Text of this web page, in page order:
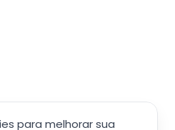
para melhorar sua